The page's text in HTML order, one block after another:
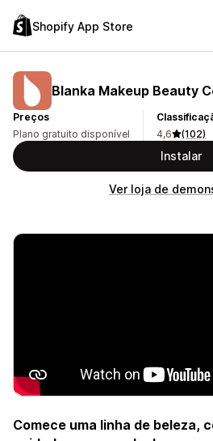
Shopify App Store
Blanka Makeup Beauty
Preços
Plano gratuito disponível
4,6
(102)
Instalar
Ver loja de
Comece uma linha de beleza,